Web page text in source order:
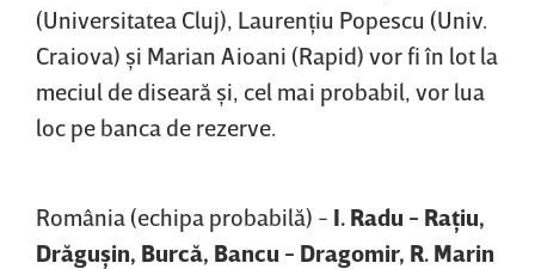
(Universitatea Cluj), Laurenţiu Popescu (Univ.
Craiova) şi Marian Aioani (Rapid) vor fi în lot la
meciul de diseară şi, cel mai probabil, vor lua
loc pe banca de rezerve.
România (echipa probabilă) - I. Radu - Raţiu,
Drăguşin, Burcă, Bancu - Dragomir, R. Marin